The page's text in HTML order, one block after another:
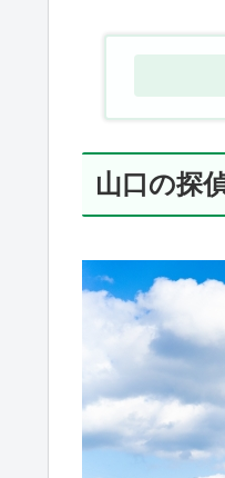
山口の探